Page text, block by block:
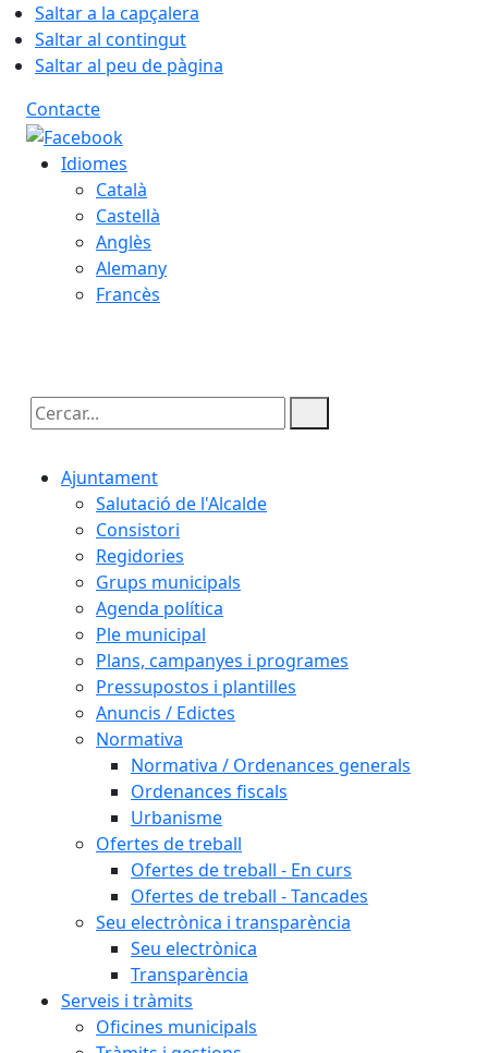
Saltar a la capçalera
Saltar al contingut
Saltar al peu de pàgina
Contacte
Idiomes
Català
Castellà
Anglès
Alemany
Francès
Cercar:
Ajuntament
Salutació de l'Alcalde
Consistori
Regidories
Grups municipals
Agenda política
Ple municipal
Plans, campanyes i programes
Pressupostos i plantilles
Anuncis / Edictes
Normativa
Normativa / Ordenances generals
Ordenances fiscals
Urbanisme
Ofertes de treball
Ofertes de treball - En curs
Ofertes de treball - Tancades
Seu electrònica i transparència
Seu electrònica
Transparència
Serveis i tràmits
Oficines municipals